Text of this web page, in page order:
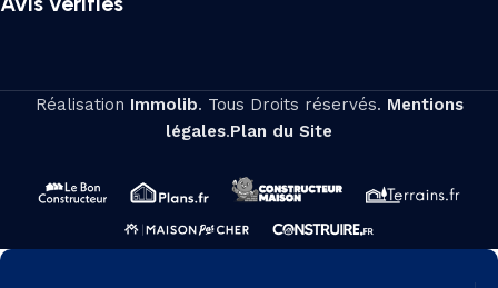
Réalisation Immolib. Tous Droits réservés. Mentions
légales.Plan du Site